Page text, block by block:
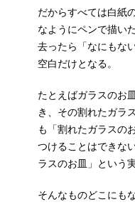
だからすべては白紙
なようにペンで描い
去ったら「なにもな
空白だけとなる。
たとえばガラスのお
き、その割れたガラ
も「割れたガラスの
つけることはできな
ラスのお皿」という
そんなものどこにも